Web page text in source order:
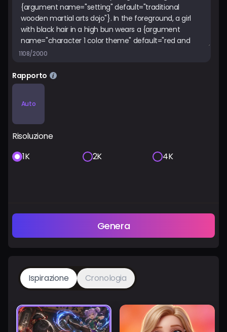
1108/2000
Rapporto
Auto
Risoluzione
1K
2K 4K
Genera
Ispirazione Cronologia